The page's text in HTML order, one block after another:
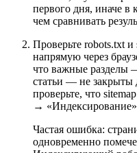
первого дня, иначе в
чем сравнивать
Проверьте robots.txt
напрямую через
что важные разделы
статьи — не закрыты
проверьте, что
→
Частая ошибка:
одновременно